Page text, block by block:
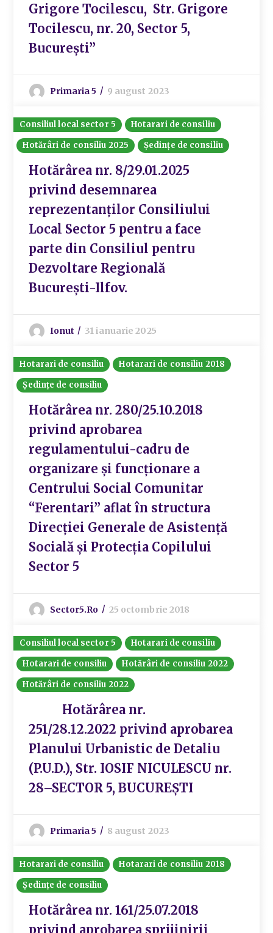
Grigore Tocilescu, Str. Grigore
Tocilescu, nr. 20, Sector 5,
București”
Primaria 5 9 august 2023
Consiliul local sector 5
Hotarari de consiliu
Hotărâri de consiliu 2025
Ședințe de consiliu
Hotărârea nr. 8/29.01.2025
privind desemnarea
reprezentanților Consiliului
Local Sector 5 pentru a face
parte din Consiliul pentru
Dezvoltare Regională
București-Ilfov.
Ionut 31 ianuarie 2025
Hotarari de consiliu
Hotarari de consiliu 2018
Ședințe de consiliu
Hotărârea nr. 280/25.10.2018
privind aprobarea
regulamentului-cadru de
organizare și funcționare a
Centrului Social Comunitar
“Ferentari” aflat în structura
Direcției Generale de Asistență
Socială și Protecția Copilului
Sector 5
Sector5.ro 25 octombrie 2018
Consiliul local sector 5
Hotarari de consiliu
Hotarari de consiliu
Hotărâri de consiliu 2022
Hotărâri de consiliu 2022
Hotărârea nr.
251/28.12.2022 privind aprobarea
Planului Urbanistic de Detaliu
(P.U.D.), Str. IOSIF NICULESCU nr.
28–SECTOR 5, BUCUREȘTI
Primaria 5 8 august 2023
Hotarari de consiliu
Hotarari de consiliu 2018
Ședințe de consiliu
Hotărârea nr. 161/25.07.2018
privind aprobarea sprijinirii